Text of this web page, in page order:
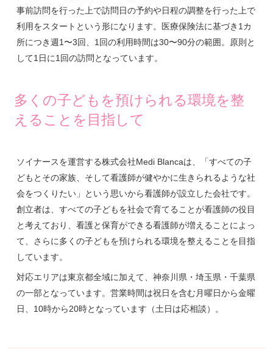
事前訪問を行った上で訪問日の予約や日程の調整を行った上で
利用をスタートという形になります。医療保険法に基づき1カ
所につき週1〜3回、1回の利用時間は30〜90分の範囲。原則と
して1日に1回の訪問となっています。
多くの子どもを預けられる環境を整
えることを目指して
ソイナースを運営する株式会社Medi Blancaは、「すべての子
どもとその家族、そして看護師が健やかに生きられるような社
会をつくりたい」という思いから看護師が設立した会社です。
創立者は、すべての子どもを社会で育てることが看護師の役目
と考えており、看護と保育ができる看護師が増えることによっ
て、さらに多くの子どもを預けられる環境を整えることを目指
しています。
対応エリアは東京都全域に加えて、神奈川県・埼玉県・千葉県
の一部となっています。営業時間は祝日を含む月曜日から金曜
日、10時から20時となっています（土日は応相談）。